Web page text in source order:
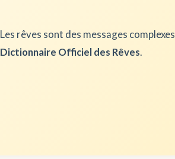
Les rêves sont des messages
Dictionnaire Officiel des Rêves.